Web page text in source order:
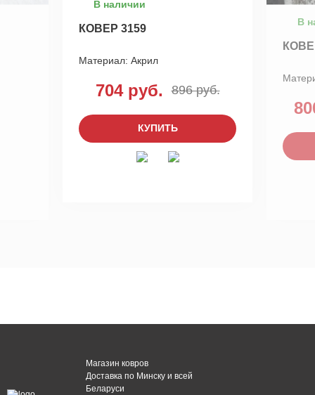
В наличии
КОВЕР 3159
Материал: Акрил
704 руб. 896 руб.
КУПИТЬ
В
Магазин ковров
Доставка по Минску и всей
Беларуси